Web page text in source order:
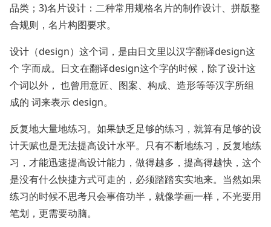
品类；3)名片设计：二种常用规格名片的制作设计、拼版整
合规则，名片构图要求。
设计（design）这个词，是由日文里以汉字翻译design这
个 字而成。日文在翻译design这个字的时候，除了设计这
个词以外， 也曾用意匠、图案、构成、造形等等汉字所组
成的 词来表示 design。
反复地大量地练习。如果缺乏足够的练习，就算有足够的设
计天赋也是无法提高设计水平。只有不断地练习，反复地练
习，才能迅速提高设计能力，做得越多，提高得越快，这个
是没有什么快捷方式可走的，必须踏踏实实地来。当然如果
练习的时候不思考只会事倍功半，就像学画一样，不光要用
笔划，更需要动脑。